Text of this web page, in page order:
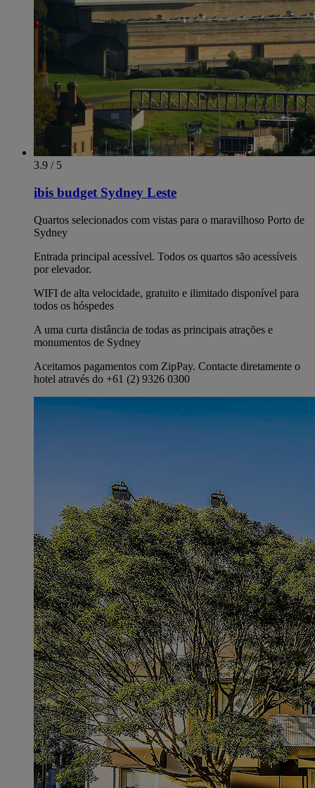
3.9 / 5
ibis budget Sydney Leste
Quartos selecionados com vistas para o maravilhoso Porto de
Sydney
Entrada principal acessível. Todos os quartos são acessíveis
por elevador.
WIFI de alta velocidade, gratuito e ilimitado disponível para
todos os hóspedes
A uma curta distância de todas as principais atrações e
monumentos de Sydney
Aceitamos pagamentos com ZipPay. Contacte diretamente o
hotel através do +61 (2) 9326 0300